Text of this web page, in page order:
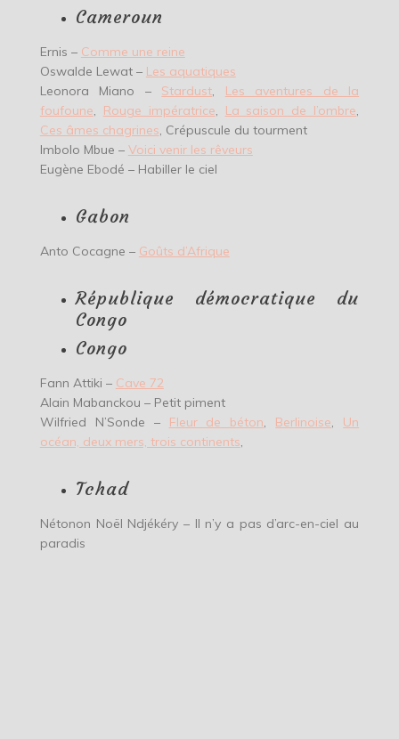
Cameroun
Ernis – Comme une reine
Oswalde Lewat – Les aquatiques
Leonora Miano – Stardust
Les aventures de la
foufoune
Rouge impératrice La saison de l’ombre
Ces âmes chagrines , Crépuscule du tourment
Imbolo Mbue – Voici venir les rêveurs
Eugène Ebodé – Habiller le ciel
Gabon
Anto Cocagne – Goûts d’Afrique
République démocratique du
Congo
Congo
Fann Attiki – Cave 72
Alain Mabanckou – Petit piment
Wilfried N’Sonde – Fleur de béton Berlinoise
Un
océan, deux mers, trois continents
Tchad
Nétonon Noël Ndjékéry – Il n’y a pas d’arc-en-ciel au
paradis